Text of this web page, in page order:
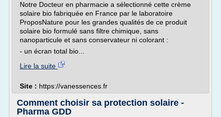
Notre Docteur en pharmacie a sélectionné cette crème
solaire bio fabriquée en France par le laboratoire
ProposNature pour les grandes qualités de ce produit
solaire bio formulé sans filtre chimique, sans
nanoparticule et sans conservateur ni colorant :
- un écran total bio...
Lire la suite
Site : https://vanessences.fr
Comment choisir sa protection solaire -
Pharma GDD